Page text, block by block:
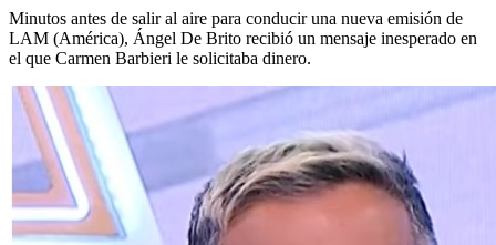
Minutos antes de salir al aire para conducir una nueva emisión de
LAM (América), Ángel De Brito recibió un mensaje inesperado en
el que Carmen Barbieri le solicitaba dinero.